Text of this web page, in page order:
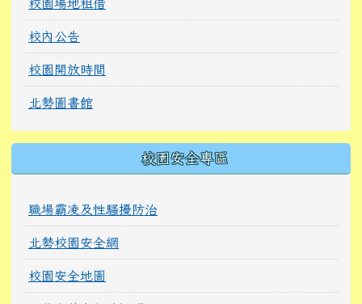
校園場地租借
校內公告
校園開放時間
北勢圖書館
校園安全專區
職場霸凌及性騷擾防治
北勢校園安全網
校園安全地圖